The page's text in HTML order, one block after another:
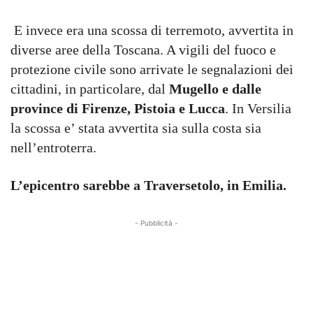
E invece era una scossa di terremoto, avvertita in
diverse aree della Toscana. A vigili del fuoco e
protezione civile sono arrivate le segnalazioni dei
cittadini, in particolare, dal Mugello e dalle
province di Firenze, Pistoia e Lucca. In Versilia
la scossa e’ stata avvertita sia sulla costa sia
nell’entroterra.
L’epicentro sarebbe a Traversetolo, in Emilia.
- Pubblicità -